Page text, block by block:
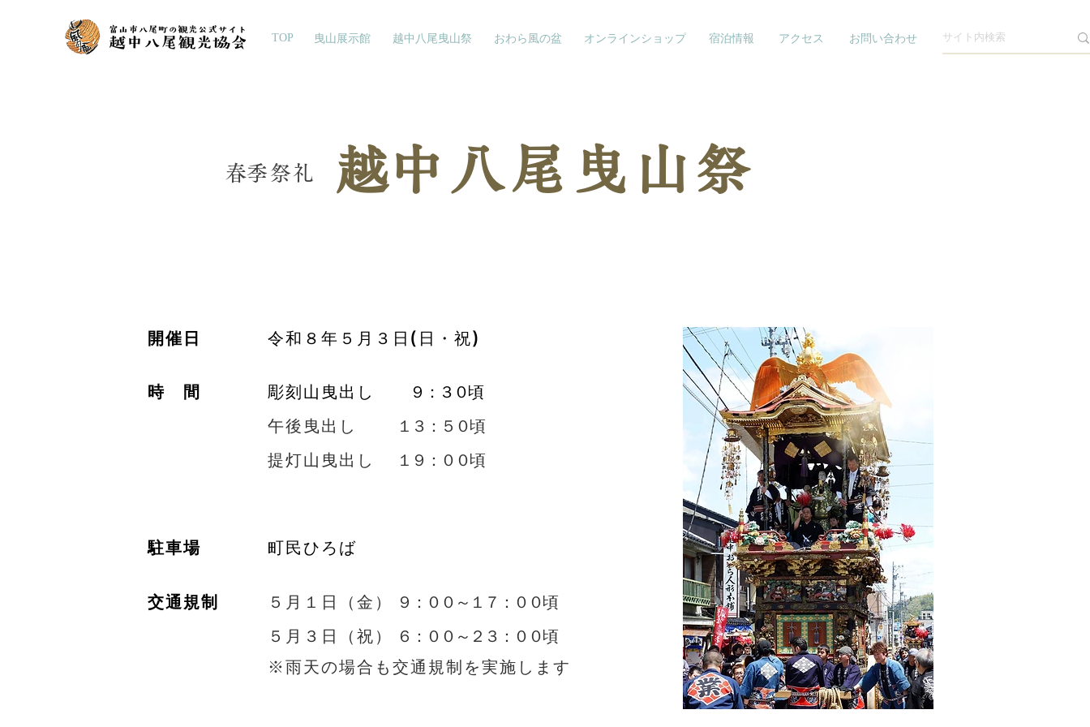
TOP 曳山展示館 越中八尾曳山祭 おわら風の盆 オンラインショップ アクセス お問い合わせ
宿泊情報
​春季祭礼 ​越中八尾曳山祭
​開催日
​時 間​​
令和８年５月３日(日・祝)
彫刻山曳出し
９：３０頃
​午後曳出し
１３：５０頃
提灯山曳出し
１９：００頃
​駐車場​​
​交通規制
​町民ひろば
​５月１日（金）
​９：００～１７：００頃
​５月３日（祝）
​６：００～２３：００頃
​※雨天の場合も交通規制を実施します